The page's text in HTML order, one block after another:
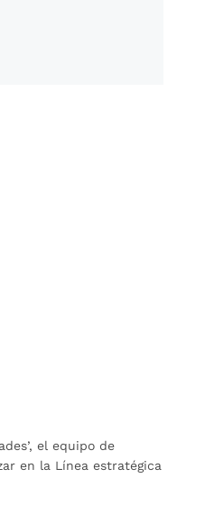
el equipo de
en la Línea estratégica